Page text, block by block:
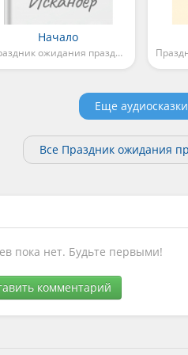
Начало
Праздник ожидания праздника
Еще аудиосказки
Все Праздник ожидания
пока нет. Будьте первыми!
комментарий